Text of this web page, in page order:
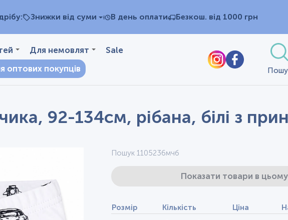
Знижки від суми В день оплати Безкош. від 1000 грн
Для немовлят
Sale
оптових покупців
92-134см, рібана, білі з
Пошук 1105236мчб
Показати товари в
Розмір Кількість Ціна